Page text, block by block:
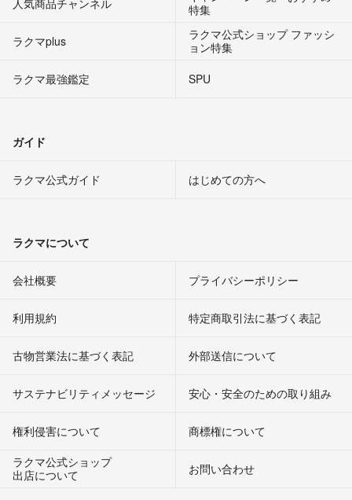
特集
ラクマplus
ラクマ公式ショップ ファッシ
ョン特集
ラクマ最強鑑定
SPU
ガイド
ラクマ公式ガイド はじめての方へ
ラクマについて
会社概要 プライバシーポリシー
利用規約 特定商取引法に基づく表記
古物営業法に基づく表記 外部送信について
サステナビリティメッセージ 安心・安全のための取り組み
権利侵害について
商標権について
ラクマ公式ショップ
出店について
お問い合わせ